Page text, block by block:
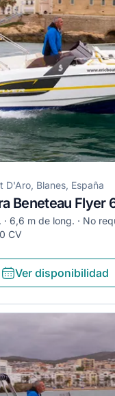
D'Aro, Blanes, España
6,6 m de long.
No
CV
Ver disponibilidad